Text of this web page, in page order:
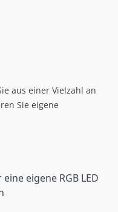
aus einer Vielzahl an
Sie eigene
eigene RGB LED